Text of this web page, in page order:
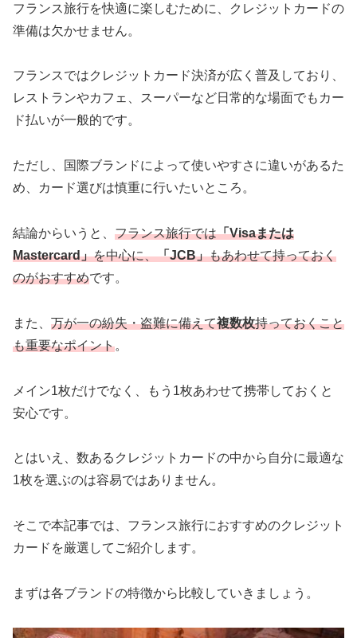
フランス旅行を快適に楽しむために、クレジットカードの
準備は欠かせません。
フランスではクレジットカード決済が広く普及しており、
レストランやカフェ、スーパーなど日常的な場面でもカー
ド払いが一般的です。
ただし、国際ブランドによって使いやすさに違いがあるた
め、カード選びは慎重に行いたいところ。
結論からいうと、 フランス旅行では「Visaまたは
Mastercard」を中心に、「JCB」もあわせて持っておく
のがおすすめです。
また、 万が一の紛失・盗難に備えて複数枚持っておくこと
も重要なポイント。
メイン1枚だけでなく、もう1枚あわせて携帯しておくと
安心です。
とはいえ、数あるクレジットカードの中から自分に最適な
1枚を選ぶのは容易ではありません。
そこで本記事では、フランス旅行におすすめのクレジット
カードを厳選してご紹介します。
まずは各ブランドの特徴から比較していきましょう。